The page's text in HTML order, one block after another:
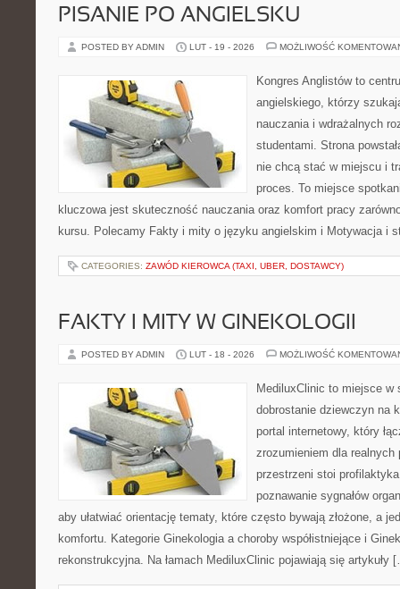
PISANIE PO ANGIELSKU
POSTED BY ADMIN LUT - 19 - 2026 MOŻLIWOŚĆ
Kongres Anglistów to
angielskiego, którzy
nauczania i wdrażalnych
studentami. Strona
nie chcą stać w miejscu i
proces. To miejsce
kluczowa jest skuteczność nauczania oraz komfort pracy
kursu. Polecamy Fakty i mity o języku angielskim i Motywacja i
CATEGORIES: ZAWÓD KIEROWCA (TAXI, UBER, DOSTAWCY)
FAKTY I MITY W GINEKOLOGII
POSTED BY ADMIN LUT - 18 - 2026 MOŻLIWOŚĆ
MediluxClinic to miejsce
dobrostanie dziewczyn na
portal internetowy, który
zrozumieniem dla
przestrzeni stoi
poznawanie sygnałów
aby ułatwiać orientację tematy, które często bywają złożone, a
komfortu. Kategorie Ginekologia a choroby współistniejące i
rekonstrukcyjna. Na łamach MediluxClinic pojawiają się artykuły